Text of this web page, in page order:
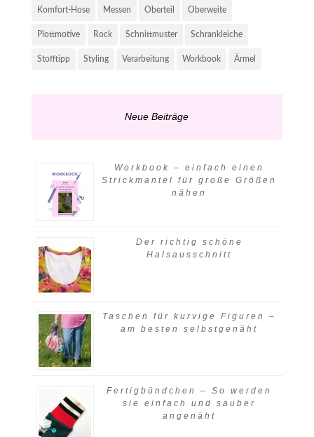
Komfort-Hose Messen Oberteil Oberweite
Plottmotive Rock Schnittmuster Schrankleiche
Stofftipp Styling Verarbeitung Workbook Ärmel
Neue Beiträge
Workbook – einfach einen
Strickmantel für große Größen
nähen
Der richtig schöne
Halsausschnitt
Taschen für kurvige Figuren –
am besten selbstgenäht
Fertigbündchen – So werden
sie einfach und sauber
angenäht